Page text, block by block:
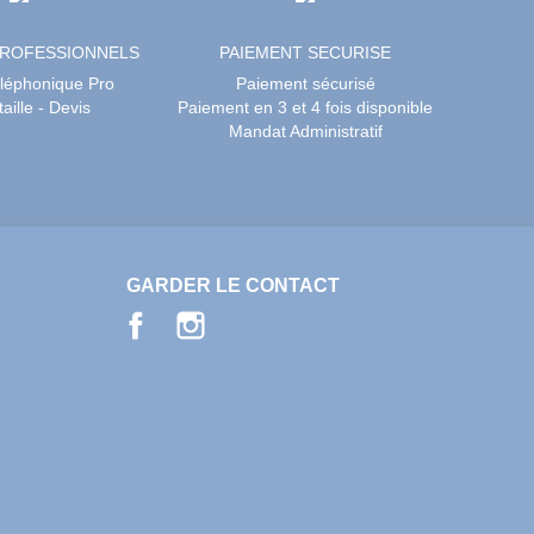
Pro
- Devis
PAIEMENT SECURISE
Paiement sécurisé
Paiement en 3 et 4 fois disponible
Mandat Administratif
GARDER LE CONTACT
Facebook